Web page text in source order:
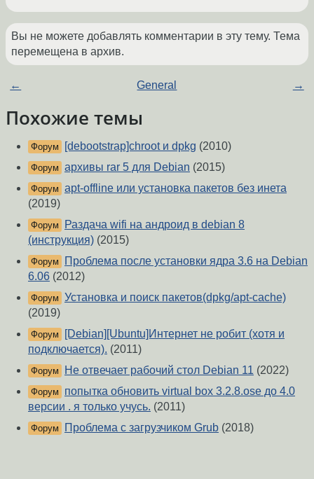
Вы не можете добавлять комментарии в эту тему. Тема
перемещена в архив.
← General →
Похожие темы
Форум [debootstrap]chroot и dpkg (2010)
Форум архивы rar 5 для Debian (2015)
Форум apt-offline или установка пакетов без инета
(2019)
Форум
Раздача wifi на андроид в debian 8
(инструкция) (2015)
Форум
Проблема после установки ядра 3.6 на Debian
6.06 (2012)
Форум Установка и поиск пакетов(dpkg/apt-cache)
(2019)
Форум
[Debian][Ubuntu]Интернет не робит (хотя и
подключается). (2011)
Форум Не отвечает рабочий стол Debian 11 (2022)
Форум
попытка обновить virtual box 3.2.8.ose до 4.0
версии . я только учусь. (2011)
Форум Проблема с загрузчиком Grub (2018)